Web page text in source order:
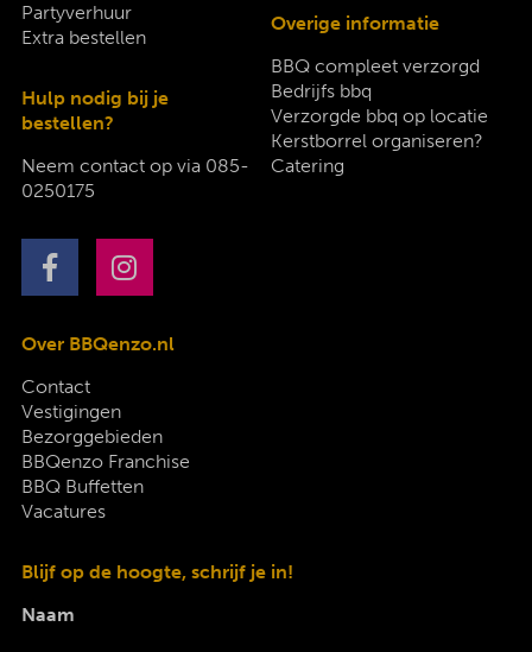
Partyverhuur
Extra bestellen
Hulp nodig bij je
bestellen?
Neem contact op via 085-
0250175
Overige informatie
BBQ compleet verzorgd
Bedrijfs bbq
Verzorgde bbq op locatie
Kerstborrel organiseren?
Catering
Over BBQenzo.nl
Contact
Vestigingen
Bezorggebieden
BBQenzo Franchise
BBQ Buffetten
Vacatures
Blijf op de hoogte, schrijf je in!
Naam